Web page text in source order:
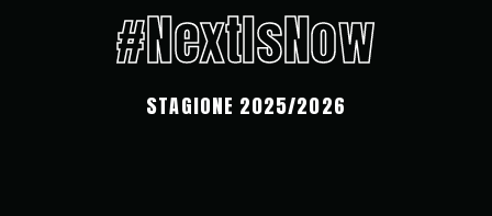
#NextIsNow
STAGIONE 2025/2026